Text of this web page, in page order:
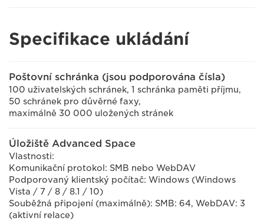
Specifikace ukládání
Poštovní schránka (jsou podporována čísla)
100 uživatelských schránek, 1 schránka paměti příjmu,
50 schránek pro důvěrné faxy,
maximálně 30 000 uložených stránek
Úložiště Advanced Space
Vlastnosti:
Komunikační protokol: SMB nebo WebDAV
Podporovaný klientský počítač: Windows (Windows
Vista / 7 / 8 / 8.1 / 10)
Souběžná připojení (maximálně): SMB: 64, WebDAV: 3
(aktivní relace)